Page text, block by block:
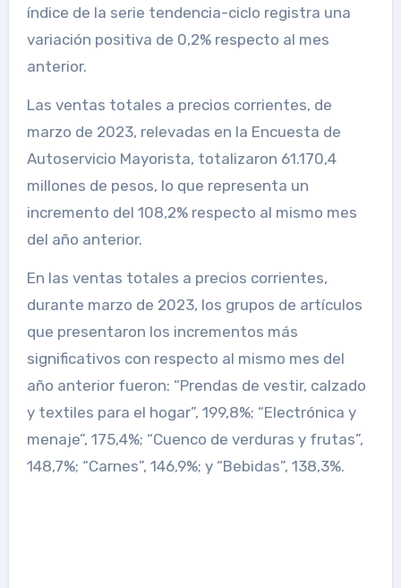
índice de la serie tendencia-ciclo registra una
variación positiva de 0,2% respecto al mes
anterior.
Las ventas totales a precios corrientes, de
marzo de 2023, relevadas en la Encuesta de
Autoservicio Mayorista, totalizaron 61.170,4
millones de pesos, lo que representa un
incremento del 108,2% respecto al mismo mes
del año anterior.
En las ventas totales a precios corrientes,
durante marzo de 2023, los grupos de artículos
que presentaron los incrementos más
significativos con respecto al mismo mes del
año anterior fueron: “Prendas de vestir, calzado
y textiles para el hogar”, 199,8%; “Electrónica y
menaje”, 175,4%; “Cuenco de verduras y frutas”,
148,7%; “Carnes”, 146,9%; y “Bebidas”, 138,3%.